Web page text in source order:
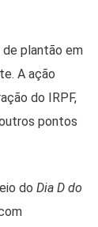
de plantão em
A ação
do IRPF,
pontos
do Dia D do